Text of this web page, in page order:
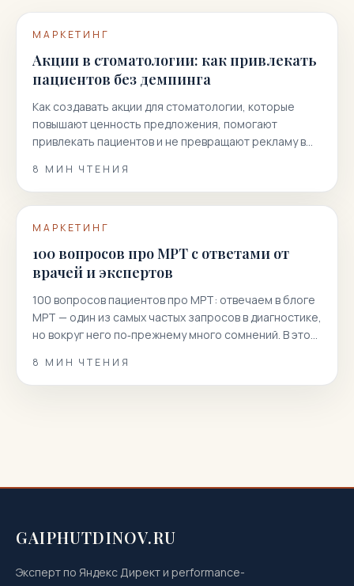
МАРКЕТИНГ
Акции в стоматологии: как привлекать
пациентов без демпинга
Как создавать акции для стоматологии, которые
повышают ценность предложения, помогают
привлекать пациентов и не превращают рекламу в
8 МИН ЧТЕНИЯ
МАРКЕТИНГ
100 вопросов про МРТ с ответами от
врачей и экспертов
100 вопросов пациентов про МРТ: отвечаем в блоге
МРТ — один из самых частых запросов в диагностике,
но вокруг него по‑прежнему много сомнений. В этой
пациентов и даем короткие, точные и полезные
ответы. Вы узнаете, как подготовиться к
8 МИН ЧТЕНИЯ
GAIPHUTDINOV.RU
Эксперт по Яндекс Директ и performance-